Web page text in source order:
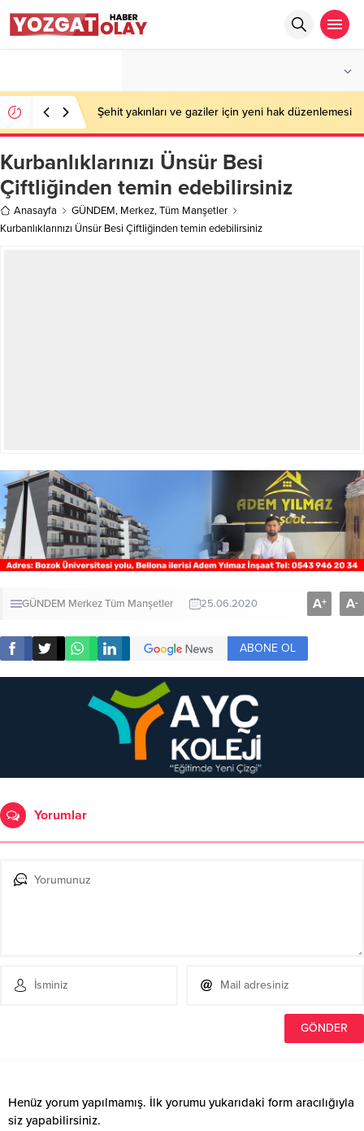
Şehit yakınları ve gaziler için yeni hak düzenlemesi
Kurbanlıklarınızı Ünsür Besi
Çiftliğinden temin edebilirsiniz
Anasayfa GÜNDEM, Merkez,Tüm Manşetler
Kurbanlıklarınızı Ünsür Besi Çiftliğinden temin edebilirsiniz
GÜNDEM MerkezTüm Manşetler 25.06.2020 A+ A-
ABONE OL
Yorumlar
Henüz yorum yapılmamış. İlk yorumu yukarıdaki form aracılığıyla
siz yapabilirsiniz.